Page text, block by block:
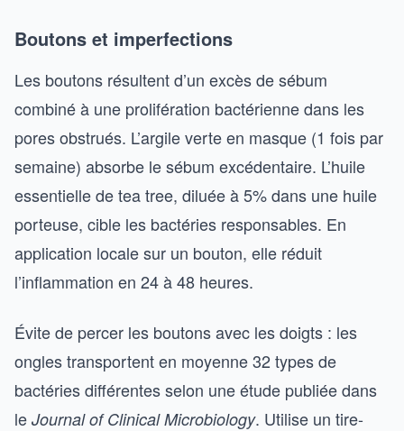
Boutons et imperfections
Les boutons résultent d’un excès de sébum
combiné à une prolifération bactérienne dans les
pores obstrués. L’argile verte en masque (1 fois par
semaine) absorbe le sébum excédentaire. L’huile
essentielle de tea tree, diluée à 5% dans une huile
porteuse, cible les bactéries responsables. En
application locale sur un bouton, elle réduit
l’inflammation en 24 à 48 heures.
Évite de percer les boutons avec les doigts : les
ongles transportent en moyenne 32 types de
bactéries différentes selon une étude publiée dans
le Journal of Clinical Microbiology. Utilise un tire-